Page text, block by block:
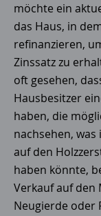
möchte ein
das Haus, in
refinanzieren,
Zinssatz zu
oft gesehen,
Hausbesitzer
haben, die
nachsehen, was
auf den
haben könnte,
Verkauf auf den
Neugierde oder